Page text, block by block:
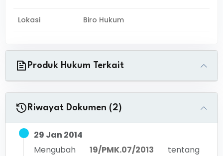
Lokasi Biro Hukum
Produk Hukum Terkait
Riwayat Dokumen (2)
29 Jan 2014
Mengubah
19/PMK.07/2013
tentang